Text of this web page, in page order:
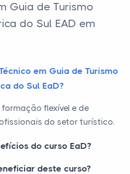
Guia de Turismo
do Sul EAD em
em Guia de Turismo
do Sul EaD?
formação flexível e de
do setor turístico.
do curso EaD?
deste curso?